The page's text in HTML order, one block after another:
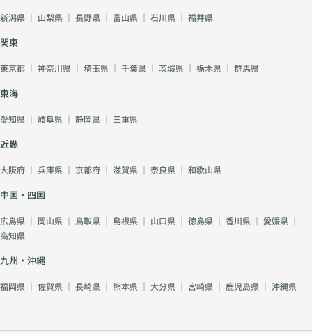
新潟県 ｜ 山梨県 ｜ 長野県 ｜ 富山県 ｜ 石川県 ｜ 福井県
関東
東京都 ｜ 神奈川県 ｜ 埼玉県 ｜ 千葉県 ｜ 茨城県 ｜ 栃木県 ｜ 群馬県
東海
愛知県 ｜ 岐阜県 ｜ 静岡県 ｜ 三重県
近畿
大阪府 ｜ 兵庫県 ｜ 京都府 ｜ 滋賀県 ｜ 奈良県 ｜ 和歌山県
中国・四国
広島県 ｜ 岡山県 ｜ 鳥取県 ｜ 島根県 ｜ 山口県 ｜ 徳島県 ｜ 香川県 ｜ 愛媛県 ｜
高知県
九州・沖縄
福岡県 ｜ 佐賀県 ｜ 長崎県 ｜ 熊本県 ｜ 大分県 ｜ 宮崎県 ｜ 鹿児島県 ｜ 沖縄県